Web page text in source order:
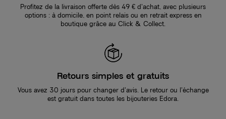
Profitez de la livraison offerte dès 49 € d’achat, avec plusieurs
options : à domicile, en point relais ou en retrait express en
boutique grâce au Click & Collect.
Retours simples et gratuits
Vous avez 30 jours pour changer d’avis. Le retour ou l’échange
est gratuit dans toutes les bijouteries Edora.